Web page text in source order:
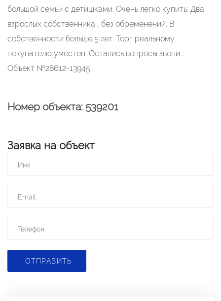
большой семьи с детишками. Очень легко купить: Два
взрослых собственника , без обременений. В
собственности больше 5 лет. Торг реальному
покупателю уместен. Остались вопросы звони.....
Объект №28612-13945.
Номер объекта: 539201
Заявка на объект
ОТПРАВИТЬ